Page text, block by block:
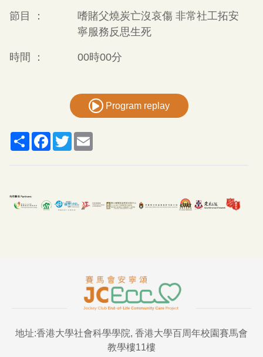
節目 ：
嗜賭父燒炭亡沒哀傷 非常社工拓安
寧服務反思生死
時間 ： 00時00分
Program replay
ShareFacebook
Twitter
地址:香港大學社會科學學院, 香港大學百周年校園賽馬會
教學樓11樓